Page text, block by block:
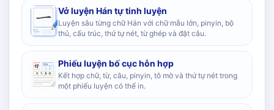
Vở luyện Hán tự tinh luyện
Luyện sâu từng chữ Hán với chữ mẫu lớn, pinyin, bộ
thủ, cấu trúc, thứ tự nét, từ ghép và đặt câu.
Phiếu luyện bố cục hỗn hợp
Kết hợp chữ, từ, câu, pinyin, tô mờ và thứ tự nét trong
một phiếu luyện có thể in.